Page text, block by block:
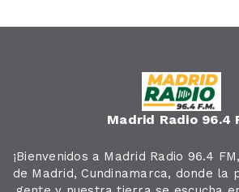
Madrid Radio 96.4
¡Bienvenidos a Madrid Radio 96.4
de Madrid, Cundinamarca, donde la